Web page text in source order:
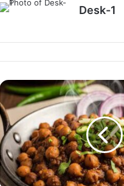
Desk-1